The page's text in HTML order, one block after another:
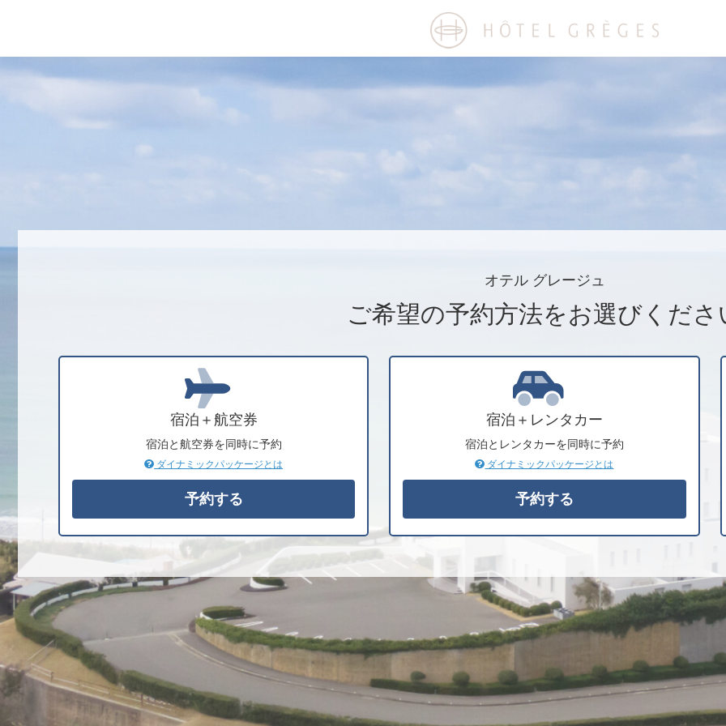
オテル グレージュ
ご希望の予約方法をお選びくださ
宿泊＋航空券
宿泊と航空券を同時に予約
ダイナミックパッケージとは
宿泊＋レンタカー
宿泊とレンタカーを同時に予約
ダイナミックパッケージとは